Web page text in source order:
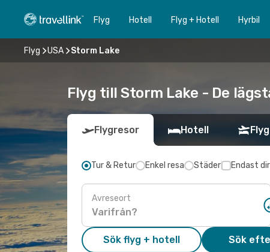
Flyg Hotell Flyg + Hotell Hyrbil
Flyg USA Storm Lake
Flyg till Storm Lake - De
Flygresor Hotell
Tur & Retur Enkel resa Städer Endast
Avreseort
Sök flyg + hotell Sök